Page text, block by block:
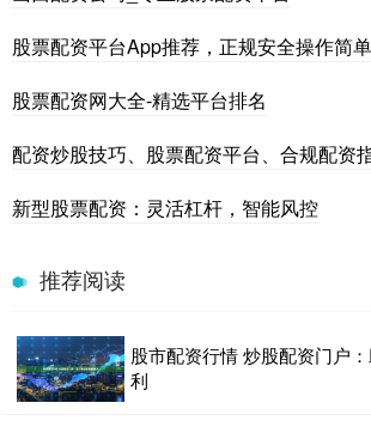
股票配资平台App推荐，正规安全操作简单
股票配资网大全-精选平台排名
配资炒股技巧、股票配资平台、合规配资
新型股票配资：灵活杠杆，智能风控
推荐阅读
股市配资行情 炒股配资门户
利